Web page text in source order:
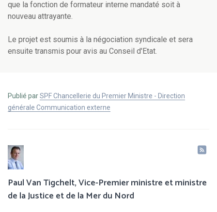
que la fonction de formateur interne mandaté soit à
nouveau attrayante.
Le projet est soumis à la négociation syndicale et sera
ensuite transmis pour avis au Conseil d'Etat.
Publié parSPF Chancellerie du Premier Ministre - Direction
générale Communication externe
Paul Van Tigchelt, Vice-Premier ministre et ministre
de la Justice et de la Mer du Nord